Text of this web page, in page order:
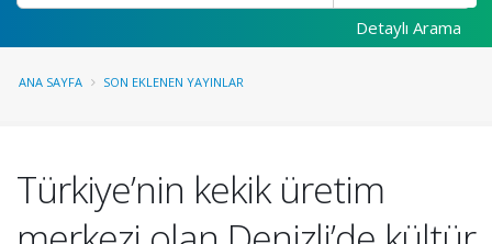
Detaylı Arama
ANA SAYFA SON EKLENEN YAYINLAR
Türkiye’nin kekik üretim